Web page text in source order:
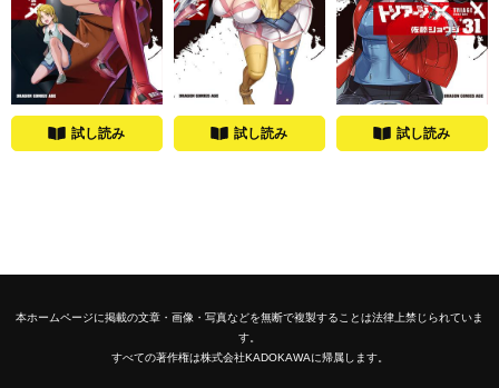
試し読み 試し読み 試し読み
本ホームページに掲載の文章・画像・写真などを無断で複製することは法律上禁じられていま
す。
すべての著作権は株式会社KADOKAWAに帰属します。